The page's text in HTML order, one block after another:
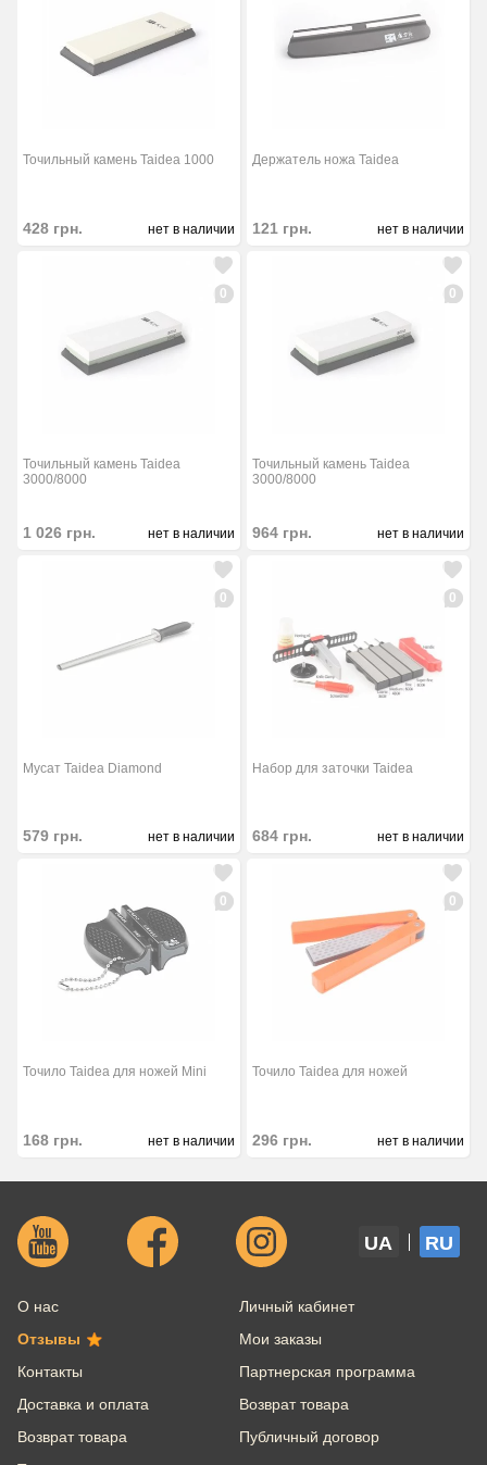
Точильный камень Taidea 1000
428 грн. нет в наличии
Держатель ножа Taidea
121 грн. нет в наличии
0
Точильный камень Taidea
3000/8000
1 026 грн. нет в наличии
0
Точильный камень Taidea
3000/8000
964 грн. нет в наличии
0
Мусат Taidea Diamond
579 грн. нет в наличии
0
Набор для заточки Taidea
684 грн. нет в наличии
0
Точило Taidea для ножей Mini
168 грн. нет в наличии
0
Точило Taidea для ножей
296 грн. нет в наличии
UA RU
О нас
Отзывы
Контакты
Доставка и оплата
Возврат товара
Личный кабинет
Мои заказы
Партнерская программа
Возврат товара
Публичный договор